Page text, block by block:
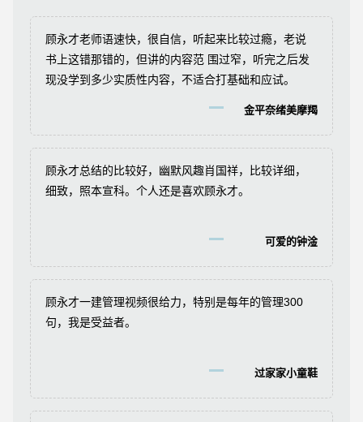
顾永才老师语速快，很自信，听起来比较过瘾，老说
书上这错那错的，但讲的内容范 围过窄，听完之后发
现没学到多少实质性内容，不适合打基础和应试。
金平奈绪美摩羯
顾永才总结的比较好，幽默风趣肖国祥，比较详细，
细致，照本宣科。个人还是喜欢顾永才。
可爱的钟淦
顾永才一建管理视频很给力，特别是每年的管理300
句，我是受益者。
过家家小童鞋